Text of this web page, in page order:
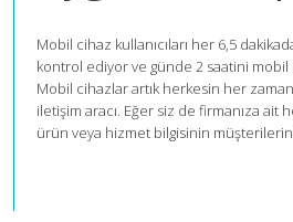
Mobil cihaz kullanıcıları her 6,5
kontrol ediyor ve günde 2 saatini
Mobil cihazlar artık herkesin her
iletişim aracı. Eğer siz de firmanıza ait
ürün veya hizmet bilgisinin